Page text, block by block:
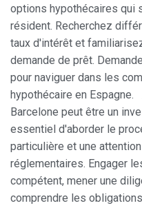
options hypothécaires qui
résident. Recherchez
taux d'intérêt et
demande de prêt.
pour naviguer dans les
hypothécaire en
Barcelone peut être un
essentiel d'aborder le
particulière et une
réglementaires. Engager
compétent, mener une
comprendre les